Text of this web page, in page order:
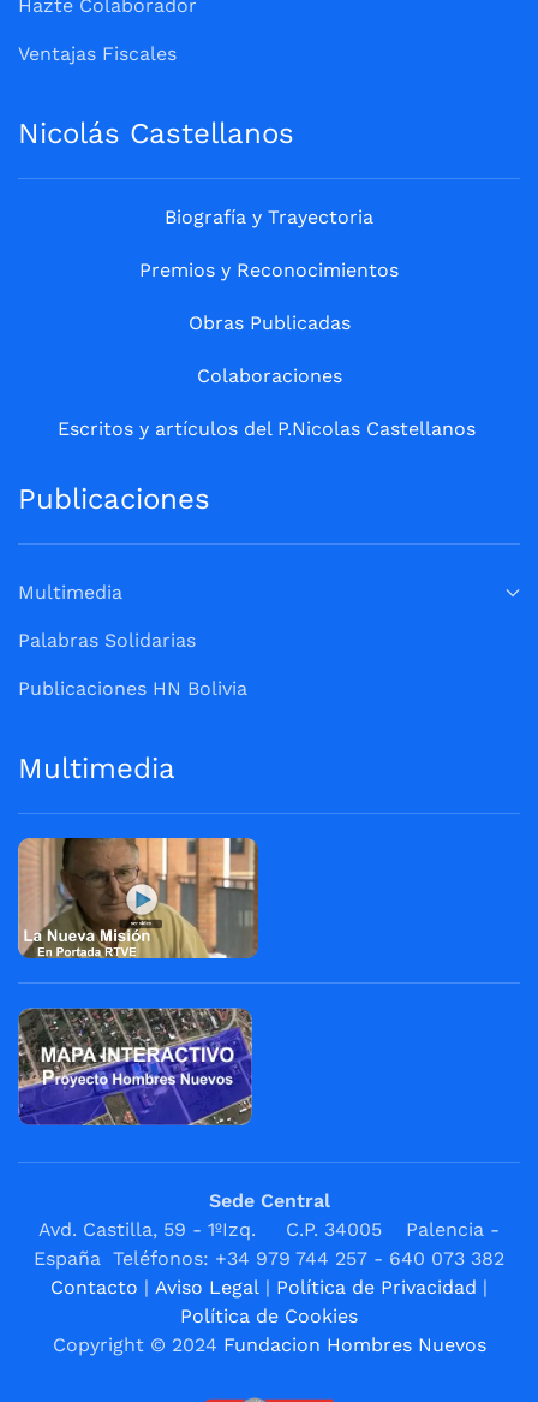
Hazte Colaborador
Ventajas Fiscales
Nicolás Castellanos
Biografía y Trayectoria
Premios y Reconocimientos
Obras Publicadas
Colaboraciones
Escritos y artículos del P.Nicolas Castellanos
Publicaciones
Multimedia
Palabras Solidarias
Publicaciones HN Bolivia
Multimedia
Sede Central
Avd. Castilla, 59 - 1ºIzq. C.P. 34005 Palencia -
España Teléfonos: +34 979 744 257 - 640 073 382
Contacto | Aviso Legal | Política de Privacidad |
Política de Cookies
Copyright © 2024 Fundacion Hombres Nuevos